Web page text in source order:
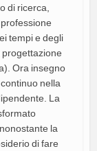
di ricerca,
tempi e degli
Ora insegno
nella
La
la
di fare